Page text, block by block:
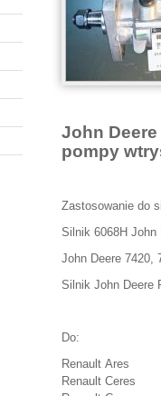
John
pompy
Zastosowanie do
Silnik 6068H John
John Deere 7420,
Silnik John Deere
Do:
Renault Ares
Renault Ceres